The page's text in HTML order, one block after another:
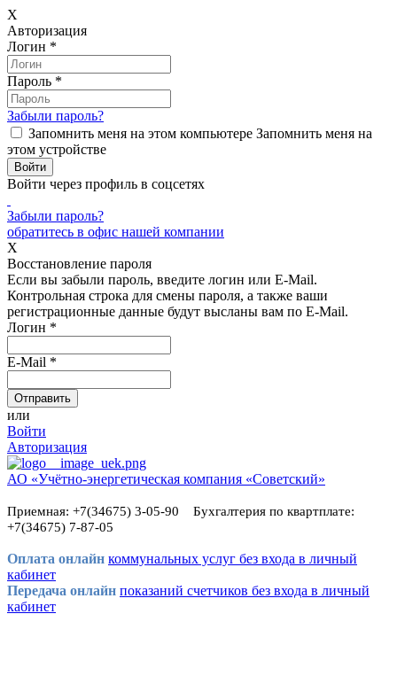
X
Авторизация
Логин *
Пароль *
Забыли пароль?
Запомнить меня на этом компьютере Запомнить меня на
этом устройстве
Войти через профиль в соцсетях
Забыли пароль?
обратитесь в офис нашей компании
X
Восстановление пароля
Если вы забыли пароль, введите логин или E-Mail.
Контрольная строка для смены пароля, а также ваши
регистрационные данные будут высланы вам по E-Mail.
Логин *
E-Mail *
или
Войти
Авторизация
АО «Учётно-энергетическая компания «Советский»
Приемная: +7(34675) 3-05-90 Бухгалтерия по квартплате:
+7(34675) 7-87-05
Оплата онлайн коммунальных услуг без входа в личный
кабинет
Передача онлайн показаний счетчиков без входа в личный
кабинет